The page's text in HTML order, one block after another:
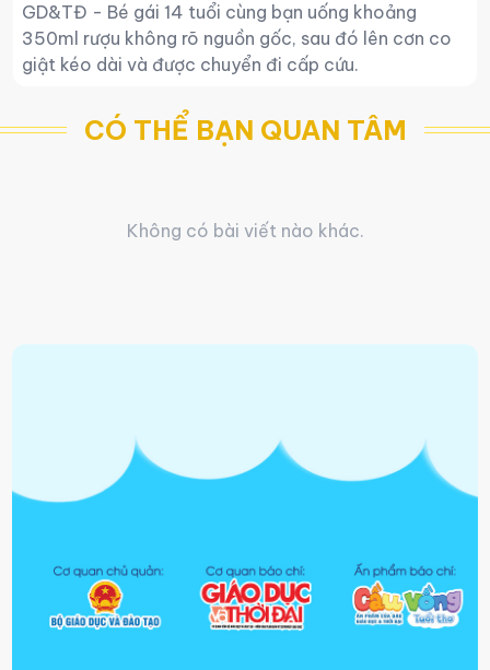
GD&TĐ - Bé gái 14 tuổi cùng bạn uống khoảng
350ml rượu không rõ nguồn gốc, sau đó lên cơn co
giật kéo dài và được chuyển đi cấp cứu.
CÓ THỂ BẠN QUAN TÂM
Không có bài viết nào khác.